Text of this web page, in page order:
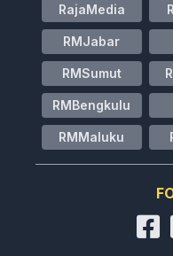
RajaMedia
RMJabar
RMSumut
RMBengkulu
RMMaluku